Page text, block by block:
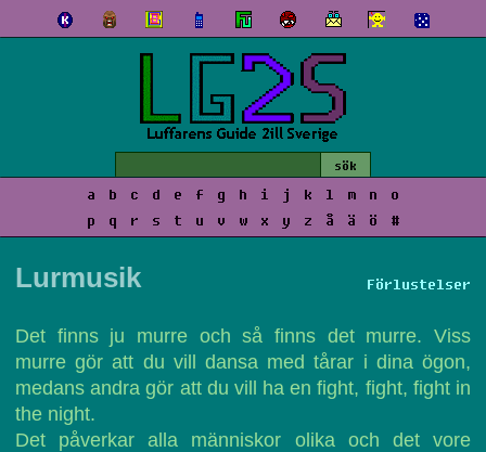
a b c d e f g h i j k l m n
o
p
q r s t u v w x y z å ä ö #
Förlustelser
Lurmusik
Det finns ju murre och så finns det murre. Viss
murre gör att du vill dansa med tårar i dina ögon,
medans andra gör att du vill ha en fight, fight, fight in
the night.
Det påverkar alla människor olika och det vore